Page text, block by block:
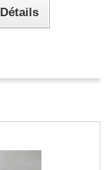
Détails